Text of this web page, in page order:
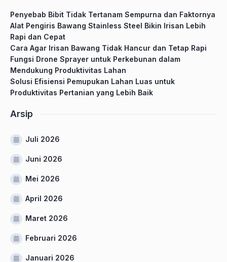
Penyebab Bibit Tidak Tertanam Sempurna dan Faktornya
Alat Pengiris Bawang Stainless Steel Bikin Irisan Lebih
Rapi dan Cepat
Cara Agar Irisan Bawang Tidak Hancur dan Tetap Rapi
Fungsi Drone Sprayer untuk Perkebunan dalam
Mendukung Produktivitas Lahan
Solusi Efisiensi Pemupukan Lahan Luas untuk
Produktivitas Pertanian yang Lebih Baik
Arsip
Juli 2026
Juni 2026
Mei 2026
April 2026
Maret 2026
Februari 2026
Januari 2026